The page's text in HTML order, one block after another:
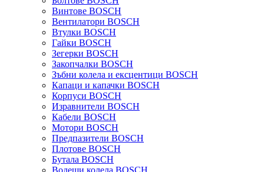
Винтове BOSCH
Вентилатори BOSCH
Втулки BOSCH
Гайки BOSCH
Зегерки BOSCH
Закопчалки BOSCH
Зъбни колела и ексцентици BOSCH
Капаци и капачки BOSCH
Корпуси BOSCH
Изравнители BOSCH
Кабели BOSCH
Мотори BOSCH
Предпазители BOSCH
Плотове BOSCH
Бутала BOSCH
Водещи колела BOSCH